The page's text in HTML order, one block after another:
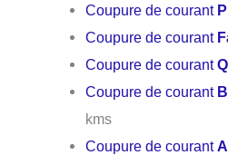
Coupure de courant
Coupure de courant
Coupure de courant
Coupure de courant
kms
Coupure de courant